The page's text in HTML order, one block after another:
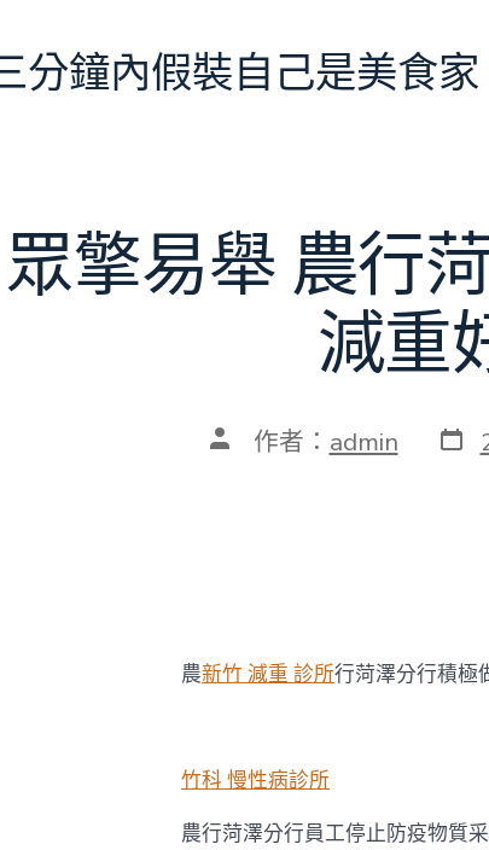
分鐘內假裝自己是美食家
眾擎易舉 農行
減重
文 作者： admin 發
表
農新竹 減重 診所行菏澤分行積極
竹科 慢性病診所
農行菏澤分行員工停止防疫物質